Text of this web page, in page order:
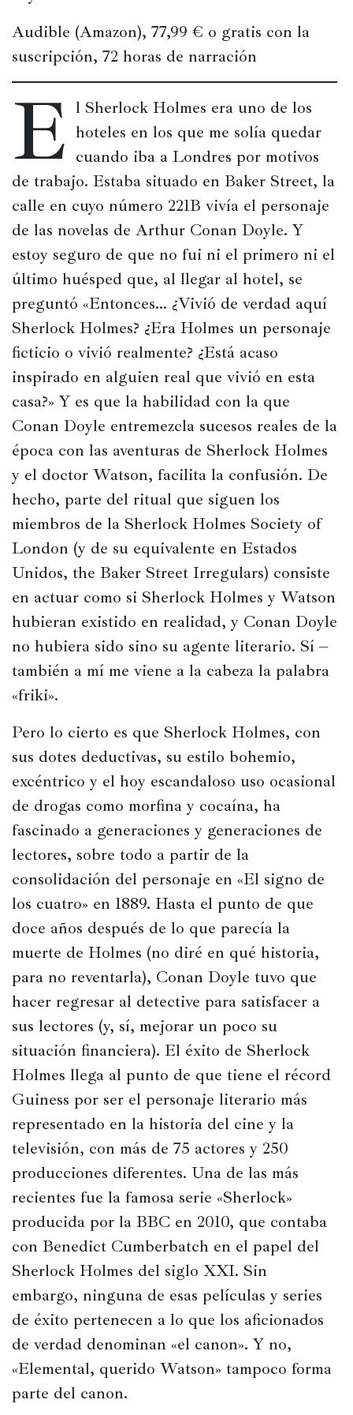
Películas
Ópera,
danza
Radio,
podcasts,
TV,
Internet
Entretenimiento
Bebida
Comida
Concursos
Viajes
y
lugares
Relatos
Audible (Amazon), 77,99 € o gratis con la
suscripción, 72 horas de narración
E l Sherlock Holmes era uno de los
hoteles en los que me solía quedar
cuando iba a Londres por motivos
de trabajo. Estaba situado en Baker Street, la
calle en cuyo número 221B vivía el personaje
de las novelas de Arthur Conan Doyle. Y
estoy seguro de que no fui ni el primero ni el
último huésped que, al llegar al hotel, se
preguntó «Entonces… ¿Vivió de verdad aquí
Sherlock Holmes? ¿Era Holmes un personaje
ficticio o vivió realmente? ¿Está acaso
inspirado en alguien real que vivió en esta
casa?» Y es que la habilidad con la que
Conan Doyle entremezcla sucesos reales de la
época con las aventuras de Sherlock Holmes
y el doctor Watson, facilita la confusión. De
hecho, parte del ritual que siguen los
miembros de la Sherlock Holmes Society of
London (y de su equivalente en Estados
Unidos, the Baker Street Irregulars) consiste
en actuar como si Sherlock Holmes y Watson
hubieran existido en realidad, y Conan Doyle
no hubiera sido sino su agente literario. Sí –
también a mí me viene a la cabeza la palabra
«friki».
Pero lo cierto es que Sherlock Holmes, con
sus dotes deductivas, su estilo bohemio,
excéntrico y el hoy escandaloso uso ocasional
de drogas como morfina y cocaína, ha
fascinado a generaciones y generaciones de
lectores, sobre todo a partir de la
consolidación del personaje en «El signo de
los cuatro» en 1889. Hasta el punto de que
doce años después de lo que parecía la
muerte de Holmes (no diré en qué historia,
para no reventarla), Conan Doyle tuvo que
hacer regresar al detective para satisfacer a
sus lectores (y, sí, mejorar un poco su
situación financiera). El éxito de Sherlock
Holmes llega al punto de que tiene el récord
Guiness por ser el personaje literario más
representado en la historia del cine y la
televisión, con más de 75 actores y 250
producciones diferentes. Una de las más
recientes fue la famosa serie «Sherlock»
producida por la BBC en 2010, que contaba
con Benedict Cumberbatch en el papel del
Sherlock Holmes del siglo XXI. Sin
embargo, ninguna de esas películas y series
de éxito pertenecen a lo que los aficionados
de verdad denominan «el canon». Y no,
«Elemental, querido Watson» tampoco forma
parte del canon.